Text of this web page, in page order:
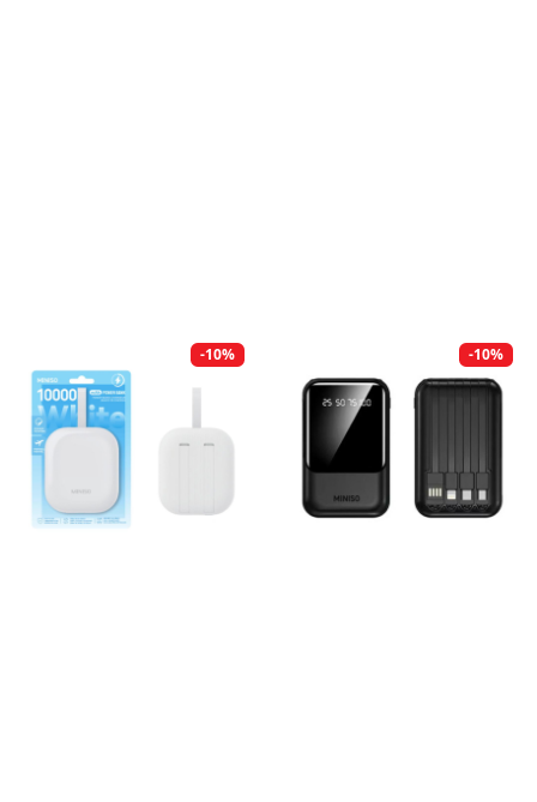
-10% -10%